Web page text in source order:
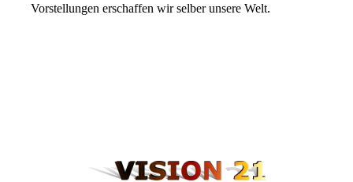
Vorstellungen erschaffen wir selber unsere Welt.